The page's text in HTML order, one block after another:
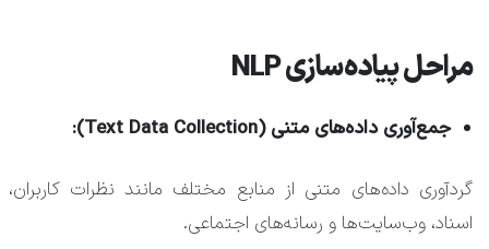
مراحل پیاده‌سازی NLP
جمع‌آوری داده‌های متنی (Text Data Collection):
گردآوری داده‌های متنی از منابع مختلف مانند نظرات کاربران،
اسناد، وب‌سایت‌ها و رسانه‌های اجتماعی.